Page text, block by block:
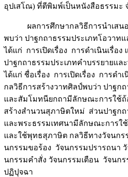
อุปเสโณ) ที่ตีพิมพ์เป็นหนังสือธรรมะ
ผลการศึกษากลวิธีการนำเสนอโ
พบว่า ปาฐกถาธรรมประเภทโอวาท
ได้แก่ การเปิดเรื่อง การดำเนินเรื่อง
ปาฐกถาธรรมประเภทคำบรรยายแล
ได้แก่ ชื่อเรื่อง การเปิดเรื่อง การดำ
กลวิธีการสร้างวาทศิลป์พบว่า ปาฐก
และสัมโมทนียกถามีลักษณะการใช้ถ้
สร้างสำนวนสุภาษิตใหม่ ส่วนปาฐกถ
และพระธรรมเทศนามีลักษณะการใ
และใช้พุทธสุภาษิต กลวิธีทางวัจนกร
นกรรมขอร้อง วัจนกรรมปรารถนา
นกรรมคำสั่ง วัจนกรรมเตือน วัจนก
ปฏิปุจฉา